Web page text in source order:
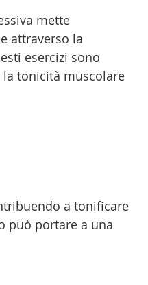
mette
attraverso la
esercizi sono
tonicità muscolare
a tonificare
può portare a una